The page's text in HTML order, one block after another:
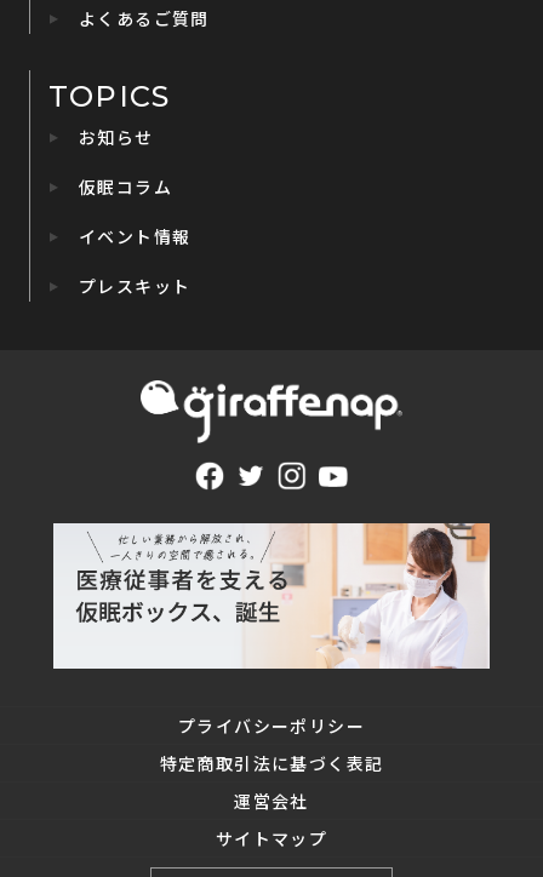
よくあるご質問
TOPICS
お知らせ
仮眠コラム
イベント情報
プレスキット
プライバシーポリシー
特定商取引法に基づく表記
運営会社
サイトマップ